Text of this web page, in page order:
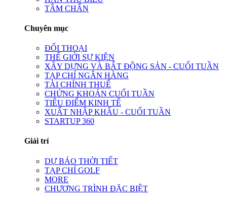
TÂM CHẤN
Chuyên mục
ĐỐI THOẠI
THẾ GIỚI SỰ KIỆN
XÂY DỰNG VÀ BẤT ĐỘNG SẢN - CUỐI TUẦN
TẠP CHÍ NGÂN HÀNG
TÀI CHÍNH THUẾ
CHỨNG KHOÁN CUỐI TUẦN
TIÊU ĐIỂM KINH TẾ
XUẤT NHẬP KHẨU - CUỐI TUẦN
STARTUP 360
Giải trí
DỰ BÁO THỜI TIẾT
TẠP CHÍ GOLF
MORE
CHƯƠNG TRÌNH ĐẶC BIỆT